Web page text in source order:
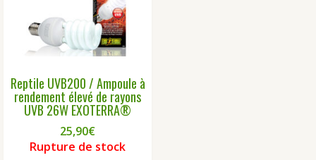
Reptile UVB200 / Ampoule à
rendement élevé de rayons
UVB 26W EXOTERRA®
25,90€
Rupture de stock